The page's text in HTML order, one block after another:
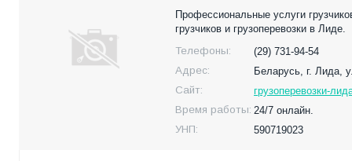
Профессиональные услуги
грузчиков и грузоперевозки в Лиде.
Телефоны:
(29) 731-94-54
Адрес:
Беларусь, г. Лида,
Сайт:
грузоперевозки-
Время работы: 24/7 онлайн.
УНП:
590719023